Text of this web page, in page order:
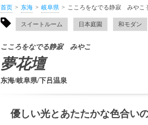
首页 东海 岐阜県 こころをなでる静寂 みやこ
スイートルーム 日本庭園 和モダン
こころをなでる静寂 みやこ
夢花壇
东海/岐阜県/下吕温泉
優しい光とあたたかな色合い